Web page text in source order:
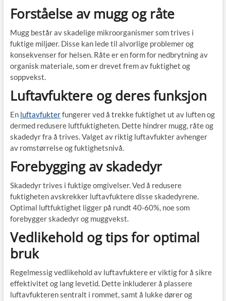
Forståelse av mugg og råte
Mugg består av skadelige mikroorganismer som trives i
fuktige miljøer. Disse kan lede til alvorlige problemer og
konsekvenser for helsen. Råte er en form for nedbrytning av
organisk materiale, som er drevet frem av fuktighet og
soppvekst.
Luftavfuktere og deres funksjon
En luftavfukterfungerer ved å trekke fuktighet ut av luften og
dermed redusere luftfuktigheten. Dette hindrer mugg, råte og
skadedyr fra å trives. Valget av riktig luftavfukter avhenger
av romstørrelse og fuktighetsnivå.
Forebygging av skadedyr
Skadedyr trives i fuktige omgivelser. Ved å redusere
fuktigheten avskrekker luftavfuktere disse skadedyrene.
Optimal luftfuktighet ligger på rundt 40-60%, noe som
forebygger skadedyr og muggvekst.
Vedlikehold og tips for optimal
bruk
Regelmessig vedlikehold av luftavfuktere er viktig for å sikre
effektivitet og lang levetid. Dette inkluderer å plassere
luftavfukteren sentralt i rommet, samt å lukke dører og